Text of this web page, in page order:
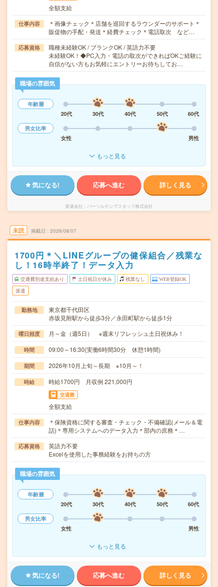
全額支給
仕事内容
＊画像チェック＊店舗を巡回するラウンダーのサポート＊
販促物の手配・発送＊経費チェック＊電話取次 など…
応募資格
職種未経験OK / ブランクOK / 英語力不要
未経験OK！◆PC入力・電話の取次ができればOKご経験に
自信がない方もお気軽にエントリーお待ちしてお…
職場の雰囲気
年齢層
20代
30代 40代 50代
60代
男女比率
女性
男性
もっと見る
気になる! 応募へ進む 詳しく見る
派遣会社 パーソルテンプスタッフ株式会社
未読 掲載日 2026/08/07
1700円＊＼LINEグループの健保組合／残業な
し！16時半終了！データ入力
交通費別途支給あり 土日祝日が休み 残業なし WEB登録OK
派遣
勤務地
東京都千代田区
赤坂見附駅から徒歩3分／永田町駅から徒歩1分
曜日頻度 月～金（週5日） ※週末リフレッシュ土日祝休み！
時間 09:00～16:30(実働6時間30分 休憩1時間)
期間 2026年10月上旬～長期 ※10月～！
時給 時給1700円 月収例 221,000円
交通費
全額支給
仕事内容
＊保険資格に関する審査・チェック・不備確認(メール＆電
話)＊専用システムへのデータ入力＊部内の庶務＊…
応募資格
英語力不要
Excelを使用した事務経験をお持ちの方
職場の雰囲気
年齢層
20代
30代 40代 50代
60代
男女比率
女性
男性
もっと見る
気になる! 応募へ進む 詳しく見る